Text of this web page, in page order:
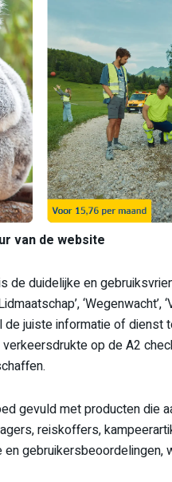
van de website
de duidelijke en
‘Wegenwacht’,
juiste informatie of dienst
op de A2
gevuld met producten die
reiskoffers,